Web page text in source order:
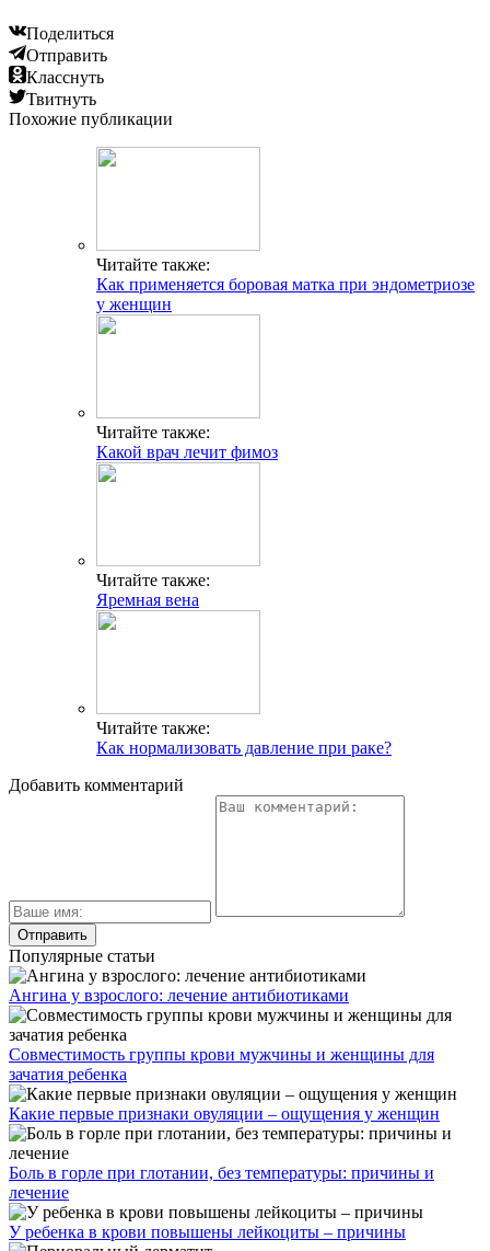
Поделиться
Отправить
Класснуть
Твитнуть
Похожие публикации
Читайте также:
Как применяется боровая матка при эндометриозе
у женщин
Читайте также:
Какой врач лечит фимоз
Читайте также:
Яремная вена
Читайте также:
Как нормализовать давление при раке?
Добавить комментарий
Популярные статьи
Ангина у взрослого: лечение антибиотиками
Совместимость группы крови мужчины и женщины для
зачатия ребенка
Какие первые признаки овуляции – ощущения у женщин
Боль в горле при глотании, без температуры: причины и
лечение
У ребенка в крови повышены лейкоциты – причины